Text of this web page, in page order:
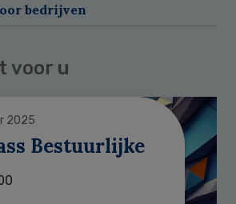
bedrijven
voor u
2025
Bestuurlijke